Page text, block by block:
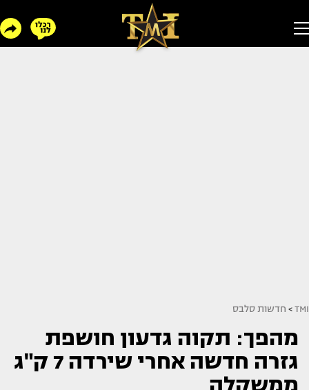
TMI
> חדשות סלבס
מהפך: תקוה גדעון חושפת
גזרה חדשה אחרי שירדה 7 ק"ג
ממשקלה